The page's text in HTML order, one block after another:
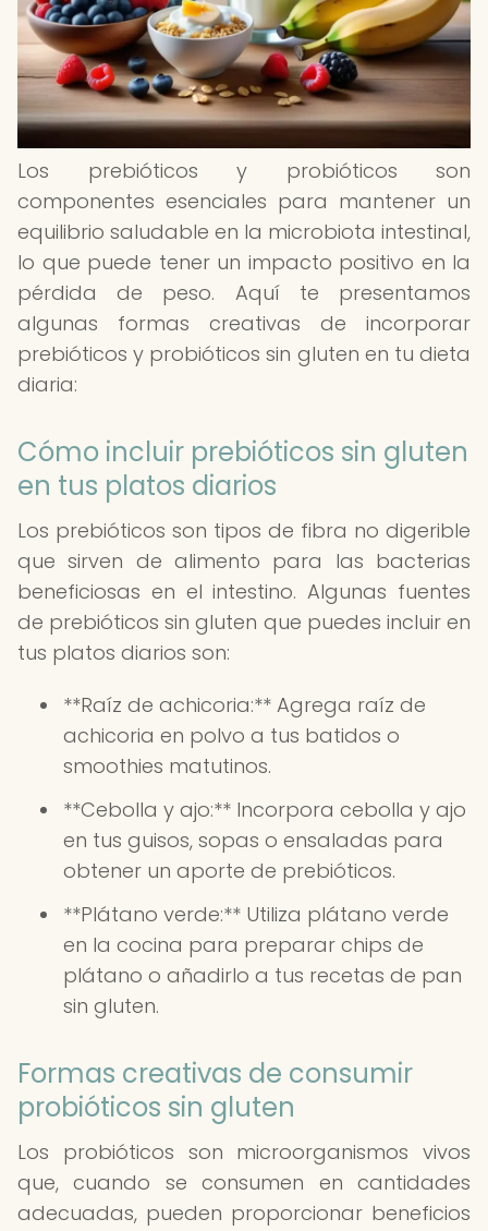
Los prebióticos y probióticos son
componentes esenciales para mantener un
equilibrio saludable en la microbiota intestinal,
lo que puede tener un impacto positivo en la
pérdida de peso. Aquí te presentamos
algunas formas creativas de incorporar
prebióticos y probióticos sin gluten en tu dieta
diaria:
Cómo incluir prebióticos sin gluten
en tus platos diarios
Los prebióticos son tipos de fibra no digerible
que sirven de alimento para las bacterias
beneficiosas en el intestino. Algunas fuentes
de prebióticos sin gluten que puedes incluir en
tus platos diarios son:
**Raíz de achicoria:** Agrega raíz de
achicoria en polvo a tus batidos o
smoothies matutinos.
**Cebolla y ajo:** Incorpora cebolla y ajo
en tus guisos, sopas o ensaladas para
obtener un aporte de prebióticos.
**Plátano verde:** Utiliza plátano verde
en la cocina para preparar chips de
plátano o añadirlo a tus recetas de pan
sin gluten.
Formas creativas de consumir
probióticos sin gluten
Los probióticos son microorganismos vivos
que, cuando se consumen en cantidades
adecuadas, pueden proporcionar beneficios